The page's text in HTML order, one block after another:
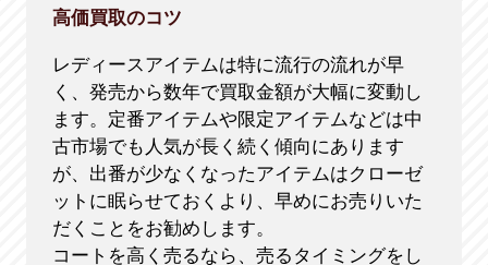
高価買取のコツ
レディースアイテムは特に流行の流れが早
く、発売から数年で買取金額が大幅に変動し
ます。定番アイテムや限定アイテムなどは中
古市場でも人気が長く続く傾向にあります
が、出番が少なくなったアイテムはクローゼ
ットに眠らせておくより、早めにお売りいた
だくことをお勧めします。
コートを高く売るなら、売るタイミングをし